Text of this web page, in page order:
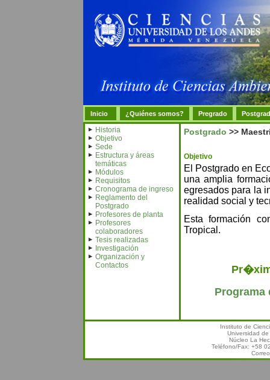
Inicio ¿Quiénes somos? Pregrado
Historia
Objetivo
Sede
Estructura y áreas
temáticas
Módulos
Requisitos
Cronograma de ingreso
Reglamento del
Postgrado
Profesores de planta
Profesores
colaboradores
Tesis realizadas
Investigación
Organización y
Contactos
Postgrado >>
Objetivo
El Postgrado en
una amplia
egresados para la
realidad social y
Esta formación
Tropical.
Programa
Instituto de
Universidad
Núcleo La
Teléfono/Fax: +58